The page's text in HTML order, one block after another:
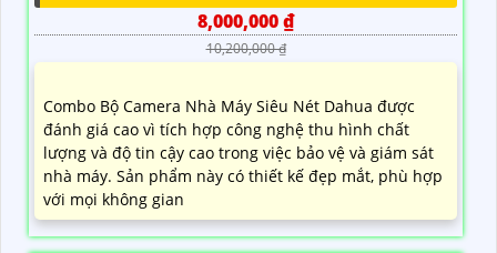
8,000,000 ₫
10,200,000 ₫
Combo Bộ Camera Nhà Máy Siêu Nét Dahua được
đánh giá cao vì tích hợp công nghệ thu hình chất
lượng và độ tin cậy cao trong việc bảo vệ và giám sát
nhà máy. Sản phẩm này có thiết kế đẹp mắt, phù hợp
với mọi không gian